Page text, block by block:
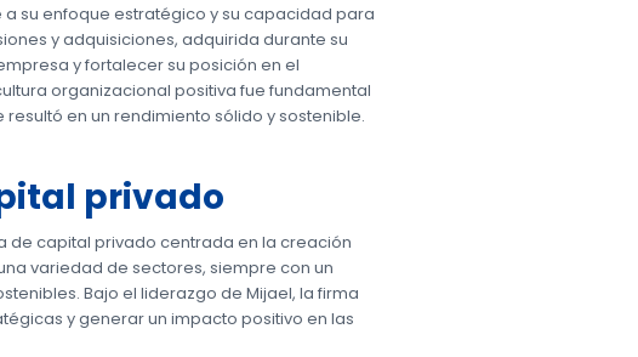
a su enfoque estratégico y su capacidad para
y adquisiciones, adquirida durante su
y fortalecer su posición en el
organizacional positiva fue fundamental
en un rendimiento sólido y sostenible.
privado
de capital privado centrada en la creación
variedad de sectores, siempre con un
Bajo el liderazgo de Mijael, la firma
y generar un impacto positivo en las